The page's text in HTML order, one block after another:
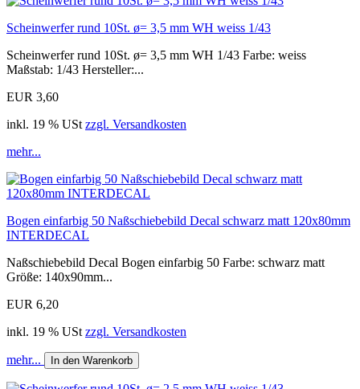
Scheinwerfer rund 10St. ø= 3,5 mm WH weiss 1/43
Scheinwerfer rund 10St. ø= 3,5 mm WH 1/43 Farbe: weiss
Maßstab: 1/43 Hersteller:...
EUR 3,60
inkl. 19 % USt zzgl. Versandkosten
mehr...
Bogen einfarbig 50 Naßschiebebild Decal schwarz matt 120x80mm
INTERDECAL
Naßschiebebild Decal Bogen einfarbig 50 Farbe: schwarz matt
Größe: 140x90mm...
EUR 6,20
inkl. 19 % USt zzgl. Versandkosten
mehr... In den Warenkorb